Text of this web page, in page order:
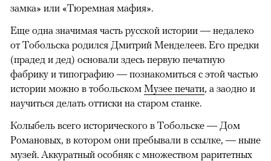
замка» или «Тюремная мафия».
Еще одна значимая часть русской истории — недалеко
от Тобольска родился Дмитрий Менделеев. Его предки
(прадед и дед) основали здесь первую печатную
фабрику и типографию — познакомиться с этой частью
истории можно в тобольском Музее печати, а заодно и
научиться делать оттиски на старом станке.
Колыбель всего исторического в Тобольске — Дом
Романовых, в котором они пребывали в ссылке, — ныне
музей. Аккуратный особняк с множеством раритетных